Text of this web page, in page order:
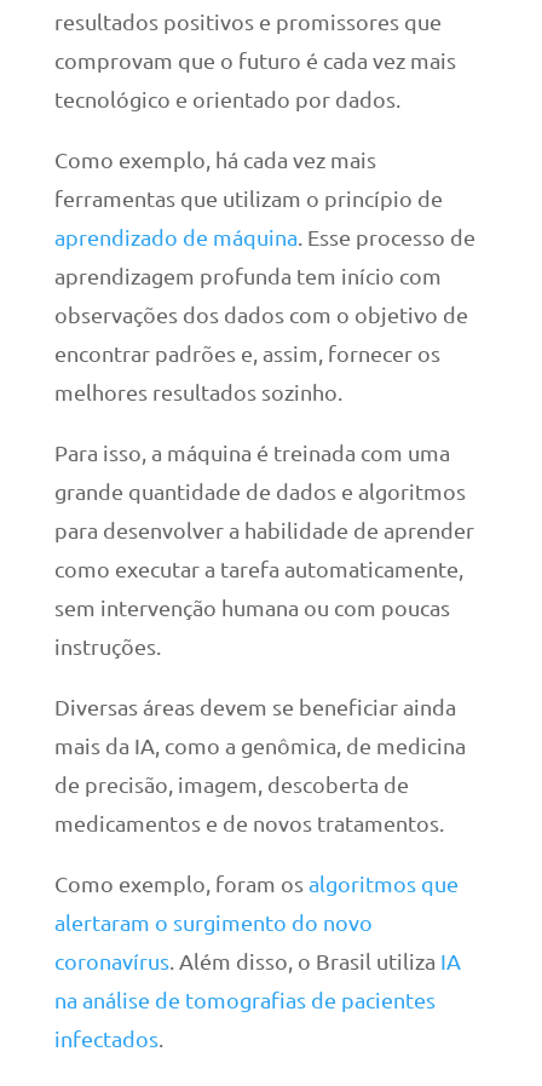
resultados positivos e promissores que
comprovam que o futuro é cada vez mais
tecnológico e orientado por dados.
Como exemplo, há cada vez mais
ferramentas que utilizam o princípio de
aprendizado de máquina . Esse processo de
aprendizagem profunda tem início com
observações dos dados com o objetivo de
encontrar padrões e, assim, fornecer os
melhores resultados sozinho.
Para isso, a máquina é treinada com uma
grande quantidade de dados e algoritmos
para desenvolver a habilidade de aprender
como executar a tarefa automaticamente,
sem intervenção humana ou com poucas
instruções.
Diversas áreas devem se beneficiar ainda
mais da IA, como a genômica, de medicina
de precisão, imagem, descoberta de
medicamentos e de novos tratamentos.
Como exemplo, foram osalgoritmos que
alertaram o surgimento do novo
coronavírus. Além disso, o Brasil utiliza IA
na análise de tomografias de pacientes
infectados.